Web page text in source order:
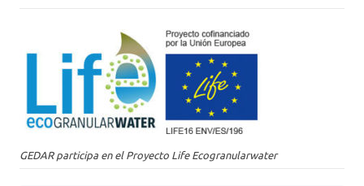
GEDAR participa en el Proyecto Life Ecogranularwater